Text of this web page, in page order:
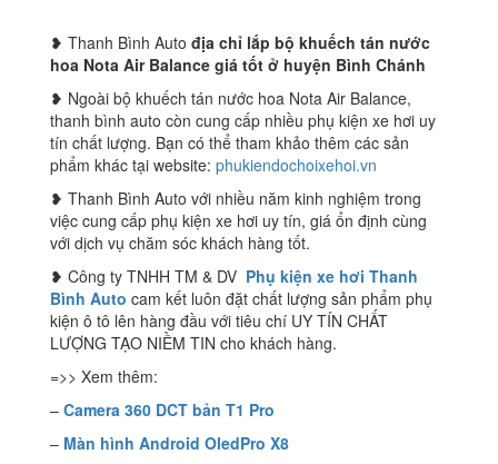
❥ Thanh Bình Auto địa chỉ lắp bộ khuếch tán nước
hoa Nota Air Balance giá tốt ở huyện Bình Chánh
❥ Ngoài bộ khuếch tán nước hoa Nota Air Balance,
thanh bình auto còn cung cấp nhiều phụ kiện xe hơi uy
tín chất lượng. Bạn có thể tham khảo thêm các sản
phẩm khác tại website: phukiendochoixehoi.vn
❥ Thanh Bình Auto với nhiều năm kinh nghiệm trong
việc cung cấp phụ kiện xe hơi uy tín, giá ổn định cùng
với dịch vụ chăm sóc khách hàng tốt.
❥ Công ty TNHH TM & DV Phụ kiện xe hơi Thanh
Bình Auto cam kết luôn đặt chất lượng sản phẩm phụ
kiện ô tô lên hàng đầu với tiêu chí UY TÍN CHẤT
LƯỢNG TẠO NIỀM TIN cho khách hàng.
=>> Xem thêm:
– Camera 360 DCT bản T1 Pro
– Màn hình Android OledPro X8